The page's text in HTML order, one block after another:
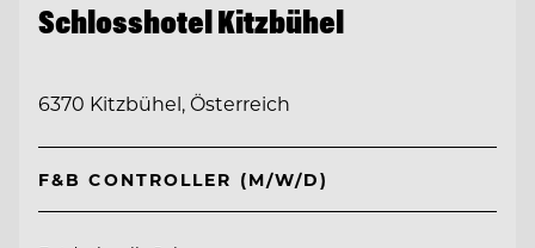
Schlosshotel Kitzbühel
6370 Kitzbühel, Österreich
F&B CONTROLLER (M/W/D)